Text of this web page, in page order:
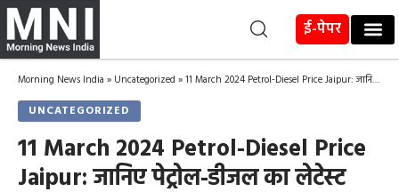
ई-पेपर
Morning News India » Uncategorized »11 March 2024 Petrol-Diesel Price Jaipur: जानिए पेट्रोल-डीजल का लेटेस्ट भाव
UNCATEGORIZED
11 March 2024 Petrol-Diesel Price
Jaipur: जानिए पेट्रोल-डीजल का लेटेस्ट